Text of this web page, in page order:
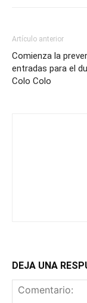
Artículo anterior
Comienza la
entradas para el
Colo Colo
DEJA UNA